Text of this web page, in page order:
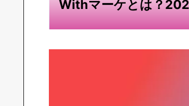
Withマーケとは？